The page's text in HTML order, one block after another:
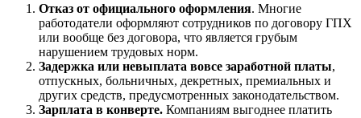
Отказ от официального оформления. Многие
работодатели оформляют сотрудников по договору ГПХ
или вообще без договора, что является грубым
нарушением трудовых норм.
Задержка или невыплата вовсе заработной платы,
отпускных, больничных, декретных, премиальных и
других средств, предусмотренных законодательством.
Зарплата в конверте. Компаниям выгоднее платить